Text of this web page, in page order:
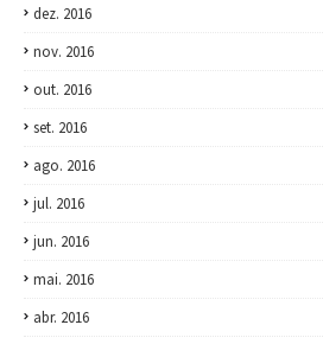
dez. 2016
nov. 2016
out. 2016
set. 2016
ago. 2016
jul. 2016
jun. 2016
mai. 2016
abr. 2016